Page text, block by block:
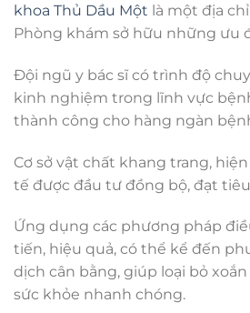
khoa Thủ Dầu Một là một địa
Phòng khám sở hữu những ưu
Đội ngũ y bác sĩ có trình độ
kinh nghiệm trong lĩnh vực
thành công cho hàng ngàn
Cơ sở vật chất khang trang,
tế được đầu tư đồng bộ, đạt
Ứng dụng các phương pháp
tiến, hiệu quả, có thể kể đến
dịch cân bằng, giúp loại bỏ
sức khỏe nhanh chóng.